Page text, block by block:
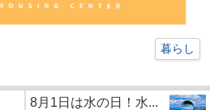
暮らし
8月1日は水の日！水...